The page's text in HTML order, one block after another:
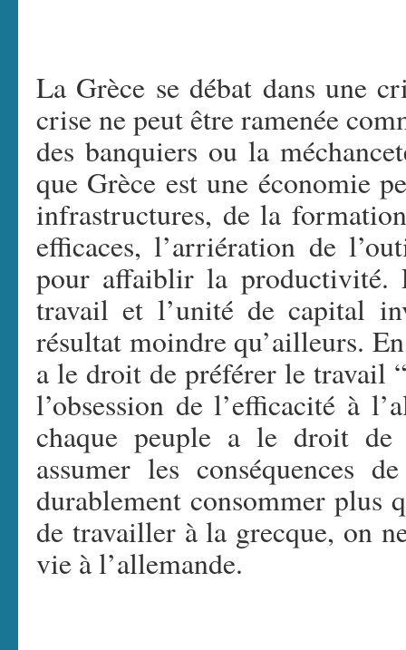
La Grèce se débat dans une
crise ne peut être ramenée
des banquiers ou la
que Grèce est une économie
infrastructures, de la
efficaces, l’arriération de
pour affaiblir la productivité.
travail et l’unité de capital
résultat moindre qu’ailleurs.
a le droit de préférer le travail
l’obsession de l’efficacité à
chaque peuple a le droit
assumer les conséquences
durablement consommer plus
de travailler à la grecque, on
vie à l’allemande.